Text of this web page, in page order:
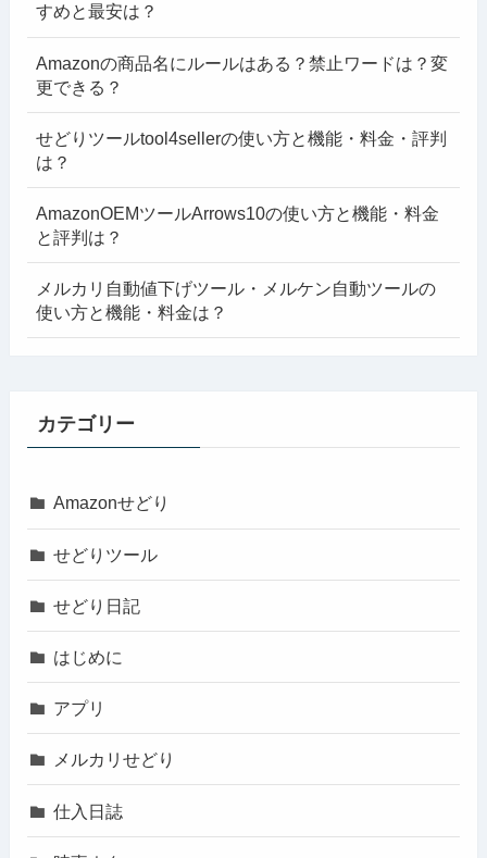
すめと最安は？
Amazonの商品名にルールはある？禁止ワードは？変
更できる？
せどりツールtool4sellerの使い方と機能・料金・評判
は？
AmazonOEMツールArrows10の使い方と機能・料金
と評判は？
メルカリ自動値下げツール・メルケン自動ツールの
使い方と機能・料金は？
カテゴリー
Amazonせどり
せどりツール
せどり日記
はじめに
アプリ
メルカリせどり
仕入日誌